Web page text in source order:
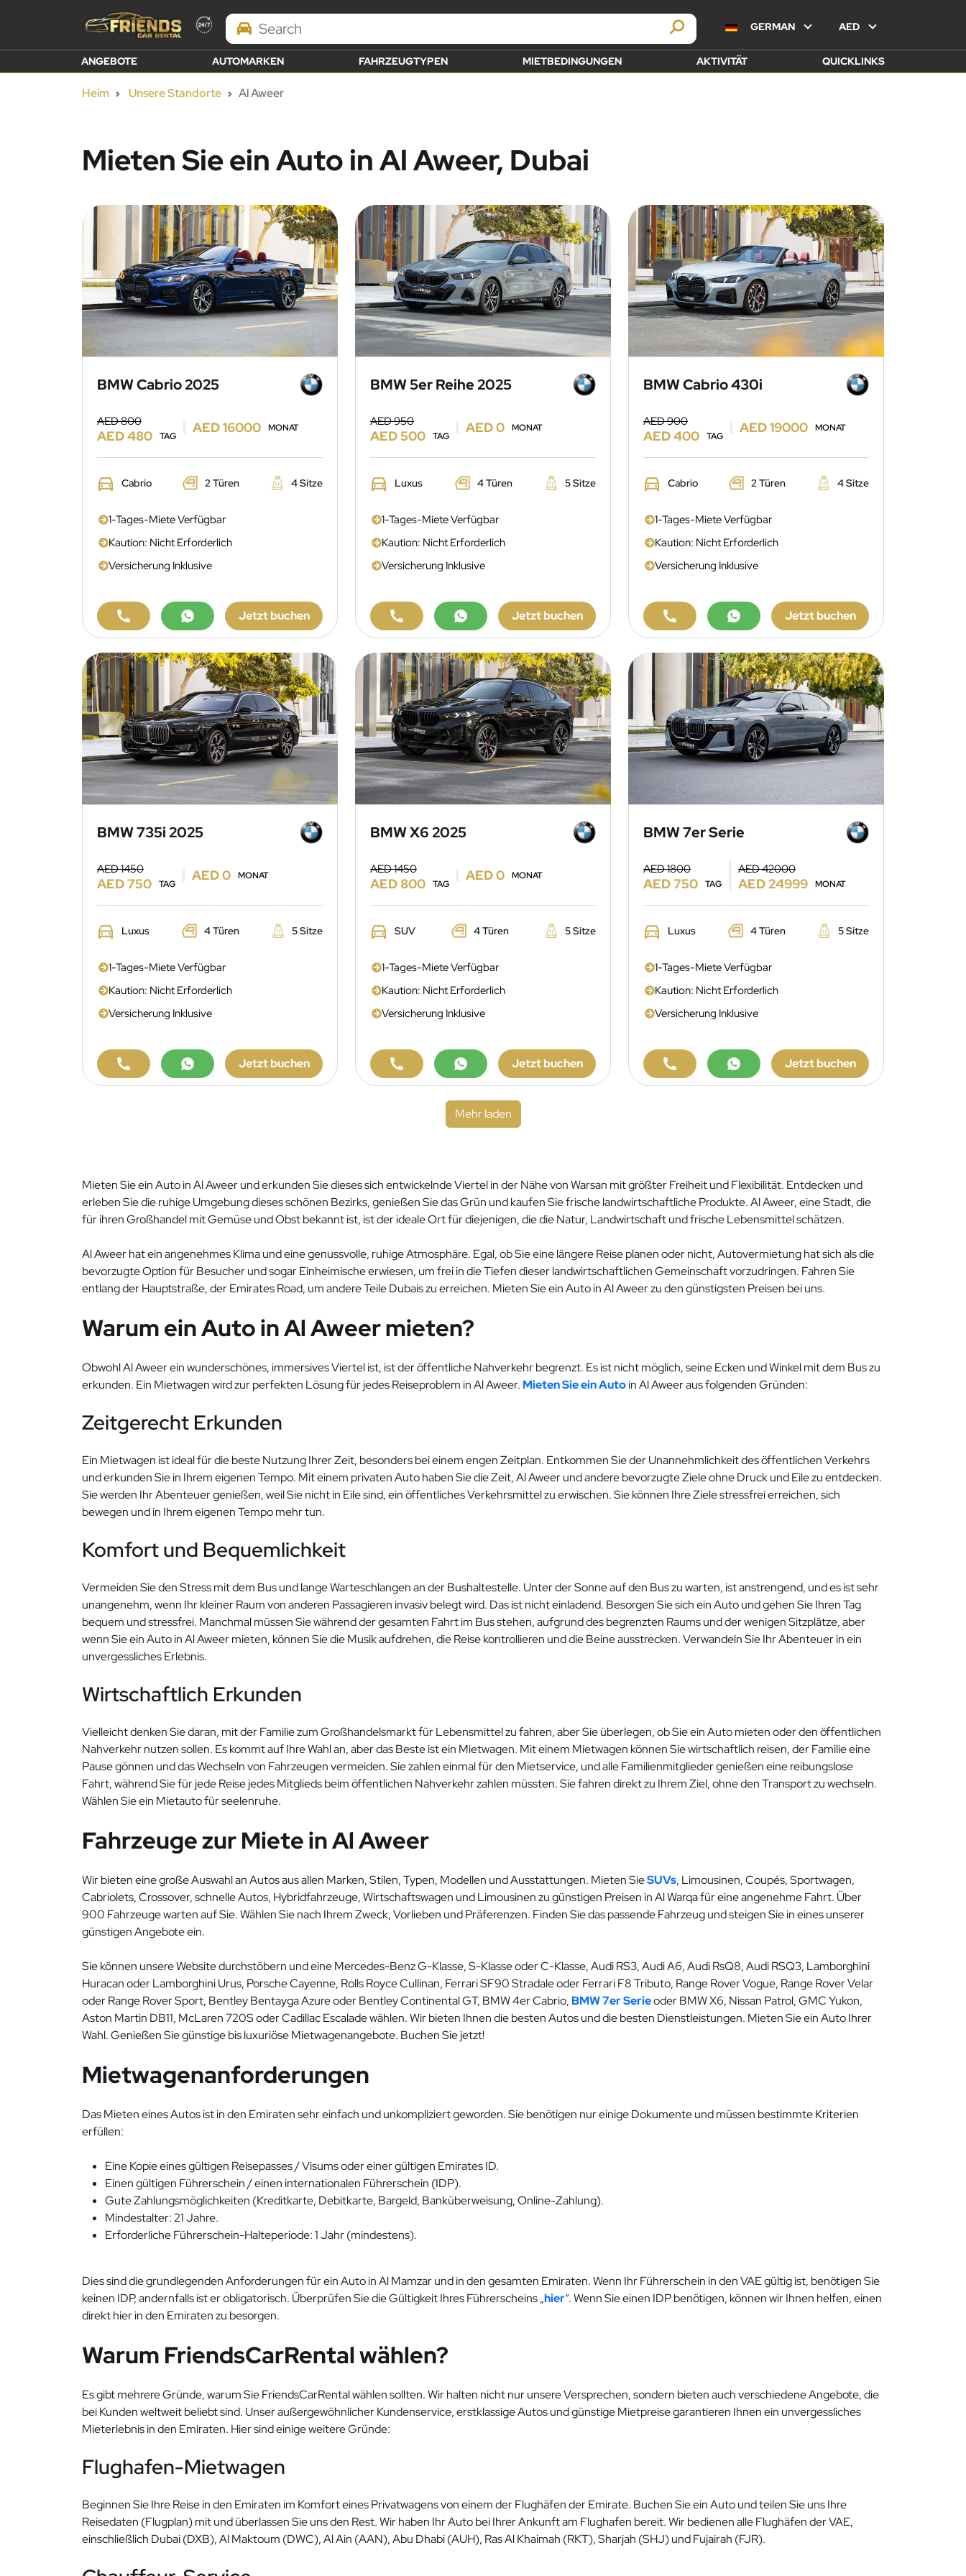
Search Brands GERMAN AED
ANGEBOTE AUTOMARKEN FAHRZEUGTYPEN MIETBEDINGUNGEN AKTIVITÄT QUICKLINKS
Heim Unsere Standorte Al Aweer
Mieten Sie ein Auto in Al Aweer, Dubai
BMW Cabrio 2025
AED 800
AED 480 TAG
AED 16000 MONAT
Cabrio 2 Türen 4 Sitze
1-Tages-Miete Verfügbar
Kaution: Nicht Erforderlich
Versicherung Inklusive
Jetzt buchen
BMW 5er Reihe 2025
AED 950
AED 500 TAG
AED 0 MONAT
Luxus 4 Türen 5 Sitze
1-Tages-Miete Verfügbar
Kaution: Nicht Erforderlich
Versicherung Inklusive
Jetzt buchen
BMW Cabrio 430i
AED 900
AED 400 TAG
AED 19000 MONAT
Cabrio 2 Türen 4 Sitze
1-Tages-Miete Verfügbar
Kaution: Nicht Erforderlich
Versicherung Inklusive
Jetzt buchen
BMW 735i 2025
AED 1450
AED 750 TAG
AED 0 MONAT
Luxus 4 Türen 5 Sitze
1-Tages-Miete Verfügbar
Kaution: Nicht Erforderlich
Versicherung Inklusive
Jetzt buchen
BMW X6 2025
AED 1450
AED 800 TAG
AED 0 MONAT
SUV 4 Türen 5 Sitze
1-Tages-Miete Verfügbar
Kaution: Nicht Erforderlich
Versicherung Inklusive
Jetzt buchen
BMW 7er Serie
AED 1800
AED 750 TAG
AED 42000
AED 24999 MONAT
Luxus 4 Türen 5 Sitze
1-Tages-Miete Verfügbar
Kaution: Nicht Erforderlich
Versicherung Inklusive
Jetzt buchen
Mehr laden
Mieten Sie ein Auto in Al Aweer und erkunden Sie dieses sich entwickelnde Viertel in der Nähe von Warsan mit größter Freiheit und Flexibilität. Entdecken und
erleben Sie die ruhige Umgebung dieses schönen Bezirks, genießen Sie das Grün und kaufen Sie frische landwirtschaftliche Produkte. Al Aweer, eine Stadt, die
für ihren Großhandel mit Gemüse und Obst bekannt ist, ist der ideale Ort für diejenigen, die die Natur, Landwirtschaft und frische Lebensmittel schätzen.
Al Aweer hat ein angenehmes Klima und eine genussvolle, ruhige Atmosphäre. Egal, ob Sie eine längere Reise planen oder nicht, Autovermietung hat sich als die
bevorzugte Option für Besucher und sogar Einheimische erwiesen, um frei in die Tiefen dieser landwirtschaftlichen Gemeinschaft vorzudringen. Fahren Sie
entlang der Hauptstraße, der Emirates Road, um andere Teile Dubais zu erreichen. Mieten Sie ein Auto in Al Aweer zu den günstigsten Preisen bei uns.
Warum ein Auto in Al Aweer mieten?
Obwohl Al Aweer ein wunderschönes, immersives Viertel ist, ist der öffentliche Nahverkehr begrenzt. Es ist nicht möglich, seine Ecken und Winkel mit dem Bus zu
erkunden. Ein Mietwagen wird zur perfekten Lösung für jedes Reiseproblem in Al Aweer. Mieten Sie ein Autoin Al Aweer aus folgenden Gründen:
Zeitgerecht Erkunden
Ein Mietwagen ist ideal für die beste Nutzung Ihrer Zeit, besonders bei einem engen Zeitplan. Entkommen Sie der Unannehmlichkeit des öffentlichen Verkehrs
und erkunden Sie in Ihrem eigenen Tempo. Mit einem privaten Auto haben Sie die Zeit, Al Aweer und andere bevorzugte Ziele ohne Druck und Eile zu entdecken.
Sie werden Ihr Abenteuer genießen, weil Sie nicht in Eile sind, ein öffentliches Verkehrsmittel zu erwischen. Sie können Ihre Ziele stressfrei erreichen, sich
bewegen und in Ihrem eigenen Tempo mehr tun.
Komfort und Bequemlichkeit
Vermeiden Sie den Stress mit dem Bus und lange Warteschlangen an der Bushaltestelle. Unter der Sonne auf den Bus zu warten, ist anstrengend, und es ist sehr
unangenehm, wenn Ihr kleiner Raum von anderen Passagieren invasiv belegt wird. Das ist nicht einladend. Besorgen Sie sich ein Auto und gehen Sie Ihren Tag
bequem und stressfrei. Manchmal müssen Sie während der gesamten Fahrt im Bus stehen, aufgrund des begrenzten Raums und der wenigen Sitzplätze, aber
wenn Sie ein Auto in Al Aweer mieten, können Sie die Musik aufdrehen, die Reise kontrollieren und die Beine ausstrecken. Verwandeln Sie Ihr Abenteuer in ein
unvergessliches Erlebnis.
Wirtschaftlich Erkunden
Vielleicht denken Sie daran, mit der Familie zum Großhandelsmarkt für Lebensmittel zu fahren, aber Sie überlegen, ob Sie ein Auto mieten oder den öffentlichen
Nahverkehr nutzen sollen. Es kommt auf Ihre Wahl an, aber das Beste ist ein Mietwagen. Mit einem Mietwagen können Sie wirtschaftlich reisen, der Familie eine
Pause gönnen und das Wechseln von Fahrzeugen vermeiden. Sie zahlen einmal für den Mietservice, und alle Familienmitglieder genießen eine reibungslose
Fahrt, während Sie für jede Reise jedes Mitglieds beim öffentlichen Nahverkehr zahlen müssten. Sie fahren direkt zu Ihrem Ziel, ohne den Transport zu wechseln.
Wählen Sie ein Mietauto für seelenruhe.
Fahrzeuge zur Miete in Al Aweer
Wir bieten eine große Auswahl an Autos aus allen Marken, Stilen, Typen, Modellen und Ausstattungen. Mieten SieSUVs, Limousinen, Coupés, Sportwagen,
Cabriolets, Crossover, schnelle Autos, Hybridfahrzeuge, Wirtschaftswagen und Limousinen zu günstigen Preisen in Al Warqa für eine angenehme Fahrt. Über
900 Fahrzeuge warten auf Sie. Wählen Sie nach Ihrem Zweck, Vorlieben und Präferenzen. Finden Sie das passende Fahrzeug und steigen Sie in eines unserer
günstigen Angebote ein.
Sie können unsere Website durchstöbern und eine Mercedes-Benz G-Klasse, S-Klasse oder C-Klasse, Audi RS3, Audi A6, Audi RsQ8, Audi RSQ3, Lamborghini
Huracan oder Lamborghini Urus, Porsche Cayenne, Rolls Royce Cullinan, Ferrari SF90 Stradale oder Ferrari F8 Tributo, Range Rover Vogue, Range Rover Velar
oder Range Rover Sport, Bentley Bentayga Azure oder Bentley Continental GT, BMW 4er Cabrio, BMW 7er Serieoder BMW X6, Nissan Patrol, GMC Yukon,
Aston Martin DB11, McLaren 720S oder Cadillac Escalade wählen. Wir bieten Ihnen die besten Autos und die besten Dienstleistungen. Mieten Sie ein Auto Ihrer
Wahl. Genießen Sie günstige bis luxuriöse Mietwagenangebote. Buchen Sie jetzt!
Mietwagenanforderungen
Das Mieten eines Autos ist in den Emiraten sehr einfach und unkompliziert geworden. Sie benötigen nur einige Dokumente und müssen bestimmte Kriterien
erfüllen:
Eine Kopie eines gültigen Reisepasses / Visums oder einer gültigen Emirates ID.
Einen gültigen Führerschein / einen internationalen Führerschein (IDP).
Gute Zahlungsmöglichkeiten (Kreditkarte, Debitkarte, Bargeld, Banküberweisung, Online-Zahlung).
Mindestalter: 21 Jahre.
Erforderliche Führerschein-Halteperiode: 1 Jahr (mindestens).
Dies sind die grundlegenden Anforderungen für ein Auto in Al Mamzar und in den gesamten Emiraten. Wenn Ihr Führerschein in den VAE gültig ist, benötigen Sie
keinen IDP, andernfalls ist er obligatorisch. Überprüfen Sie die Gültigkeit Ihres Führerscheins „hier“. Wenn Sie einen IDP benötigen, können wir Ihnen helfen, einen
direkt hier in den Emiraten zu besorgen.
Warum FriendsCarRental wählen?
Es gibt mehrere Gründe, warum Sie FriendsCarRental wählen sollten. Wir halten nicht nur unsere Versprechen, sondern bieten auch verschiedene Angebote, die
bei Kunden weltweit beliebt sind. Unser außergewöhnlicher Kundenservice, erstklassige Autos und günstige Mietpreise garantieren Ihnen ein unvergessliches
Mieterlebnis in den Emiraten. Hier sind einige weitere Gründe:
Flughafen-Mietwagen
Beginnen Sie Ihre Reise in den Emiraten im Komfort eines Privatwagens von einem der Flughäfen der Emirate. Buchen Sie ein Auto und teilen Sie uns Ihre
Reisedaten (Flugplan) mit und überlassen Sie uns den Rest. Wir haben Ihr Auto bei Ihrer Ankunft am Flughafen bereit. Wir bedienen alle Flughäfen der VAE,
einschließlich Dubai (DXB), Al Maktoum (DWC), Al Ain (AAN), Abu Dhabi (AUH), Ras Al Khaimah (RKT), Sharjah (SHJ) und Fujairah (FJR).